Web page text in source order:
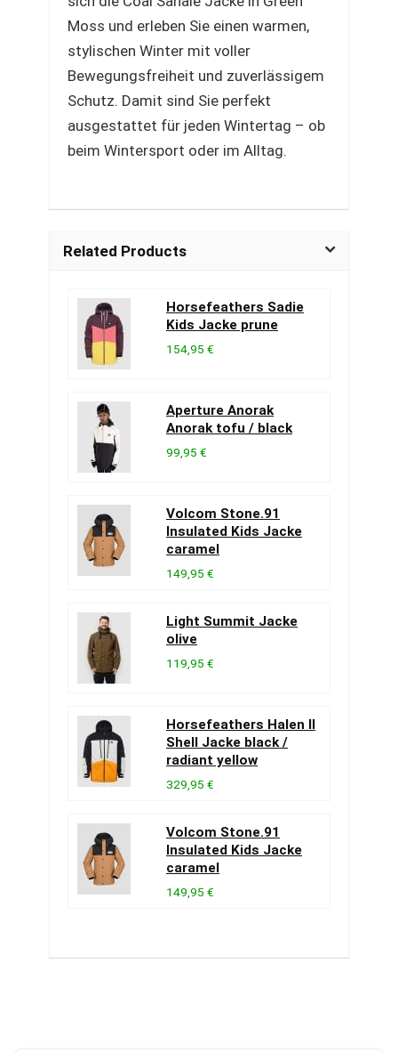
Moss und erleben Sie einen warmen,
stylischen Winter mit voller
Bewegungsfreiheit und zuverlässigem
Schutz. Damit sind Sie perfekt
ausgestattet für jeden Wintertag – ob
beim Wintersport oder im Alltag.
Related Products
Horsefeathers Sadie
Kids Jacke prune
154,95 €
Aperture Anorak
Anorak tofu / black
99,95 €
Volcom Stone.91
Insulated Kids Jacke
caramel
149,95 €
Light Summit Jacke
olive
119,95 €
Horsefeathers Halen II
Shell Jacke black /
radiant yellow
329,95 €
Volcom Stone.91
Insulated Kids Jacke
caramel
149,95 €